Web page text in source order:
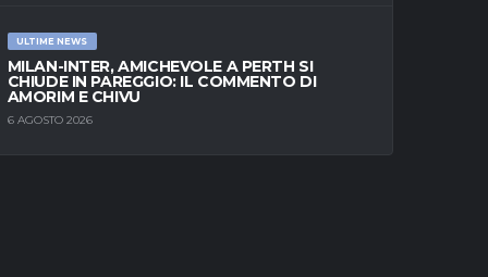
ULTIME NEWS
MILAN-INTER, AMICHEVOLE A PERTH SI
CHIUDE IN PAREGGIO: IL COMMENTO DI
AMORIM E CHIVU
6 AGOSTO 2026